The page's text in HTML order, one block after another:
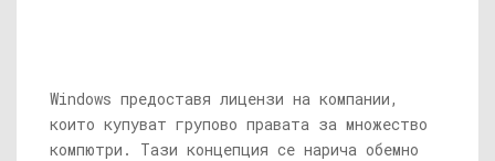
Windows предоставя лицензи на компании,
които купуват групово правата за множество
компютри. Тази концепция се нарича обемно